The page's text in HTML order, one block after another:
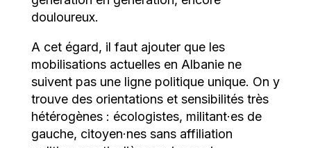
douloureux.
A cet égard, il faut ajouter que les
mobilisations actuelles en Albanie ne
suivent pas une ligne politique unique. On y
trouve des orientations et sensibilités très
hétérogènes : écologistes, militant·es de
gauche, citoyen·nes sans affiliation